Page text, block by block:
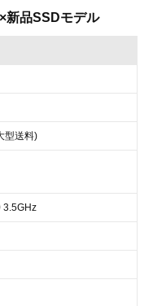
新品SSDモデル
型送料)
3.5GHz